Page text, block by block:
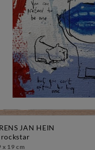
JAN HEIN
rockstar
x 19 cm